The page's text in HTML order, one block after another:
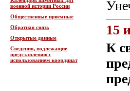
военной истории России
Общественные приемные
Обратная связь
Открытые данные
Сведения, подлежащие
представлению с
использованием координат
15
К